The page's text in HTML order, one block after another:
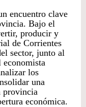
encuentro clave
Bajo el
producir y
de Corrientes
sector, junto al
economista
los
una
provincia
económica.